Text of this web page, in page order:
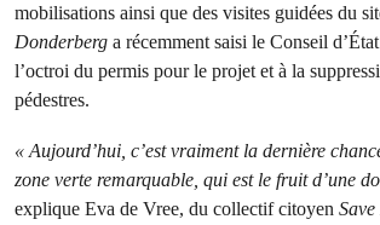
mobilisations ainsi que des visites guidées du
Donderberg a récemment saisi le Conseil
l’octroi du permis pour le projet et à la
pédestres.
« Aujourd’hui, c’est vraiment la dernière
zone verte remarquable, qui est le fruit d’une
explique Eva de Vree, du collectif citoyen